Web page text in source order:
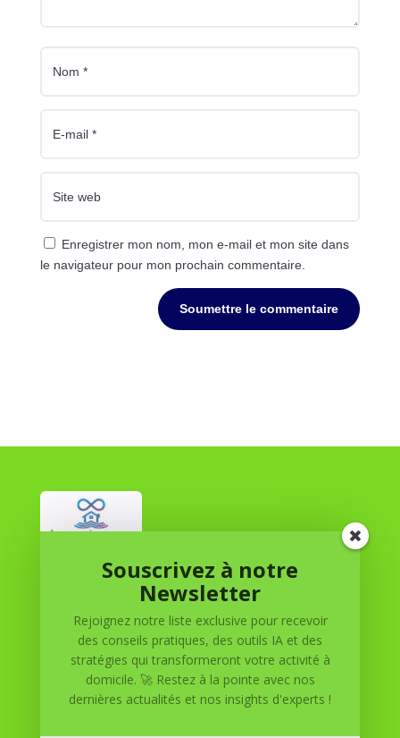
Enregistrer mon nom, mon e-mail et mon site dans
le navigateur pour mon prochain commentaire.
Soumettre le commentaire
Réussite à Domicile
Réussite à Domicile est votre partenaire de confiance
pour atteindre vos objectifs depuis le confort de votre
maison. Nous offrons des solutions personnalisées pour
vous aider à réussir.
Souscrivez à notre
Newsletter
Rejoignez notre liste exclusive pour recevoir
des conseils pratiques, des outils IA et des
stratégies qui transformeront votre activité à
domicile. 🚀 Restez à la pointe avec nos
dernières actualités et nos insights d'experts !